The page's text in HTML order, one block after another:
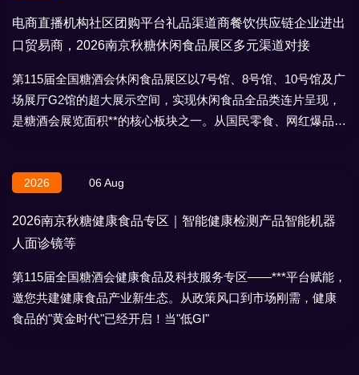
电商直播机构社区团购平台礼品渠道商餐饮供应链企业进出
口贸易商，2026南京秋糖休闲食品展区多元渠道对接
第115届全国糖酒会休闲食品展区以7号馆、8号馆、10号馆及广
场展厅G2馆的超大展示空间，实现休闲食品全品类连片呈现，
是糖酒会展览面积**的核心板块之一。从国民零食、网红爆品到
2026 06 Aug
2026南京秋糖健康食品专区｜智能健康检测产品智能机器
人面诊镜等
第115届全国糖酒会健康食品及科技服务专区——***平台赋能，
邀您共建健康食品产业新生态。从政策风口到市场刚需，健康
食品的"黄金时代"已经开启！当"低GI"